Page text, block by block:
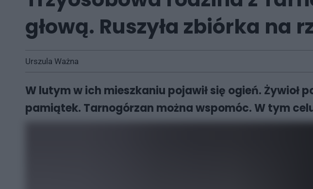
głową. Ruszyła zbiórka na
Urszula Ważna
W lutym w ich mieszkaniu pojawił się ogień. Żywioł
pamiątek. Tarnogórzan można wspomóc. W tym